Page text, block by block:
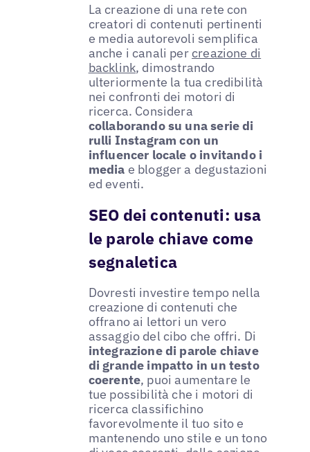
La creazione di una rete con
creatori di contenuti pertinenti
e media autorevoli semplifica
anche i canali percreazione di
backlink, dimostrando
ulteriormente la tua credibilità
nei confronti dei motori di
ricerca. Considera
collaborando su una serie di
rulli Instagram con un
influencer locale o invitando i
media e blogger a degustazioni
ed eventi.
SEO dei contenuti: usa
le parole chiave come
segnaletica
Dovresti investire tempo nella
creazione di contenuti che
offrano ai lettori un vero
assaggio del cibo che offri. Di
integrazione di parole chiave
di grande impatto in un testo
coerente, puoi aumentare le
tue possibilità che i motori di
ricerca classifichino
favorevolmente il tuo sito e
mantenendo uno stile e un tono